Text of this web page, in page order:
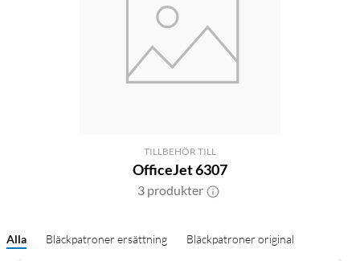
TILLBEHÖR TILL
OfficeJet 6307
3 produkter
Alla Bläckpatroner ersättning Bläckpatroner original